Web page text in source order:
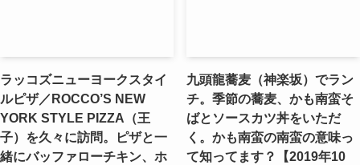
ラッコズニューヨークスタイ
ルピザ／ROCCO’S NEW
YORK STYLE PIZZA（王
子）を久々に訪問。ピザと一
緒にバッファローチキン、ホ
九頭龍蕎麦（神楽坂）でラン
チ。季節の蕎麦、かも南蛮そ
ばとソースカツ丼をいただ
く。かも南蛮の南蛮の意味っ
て知ってます？【2019年10